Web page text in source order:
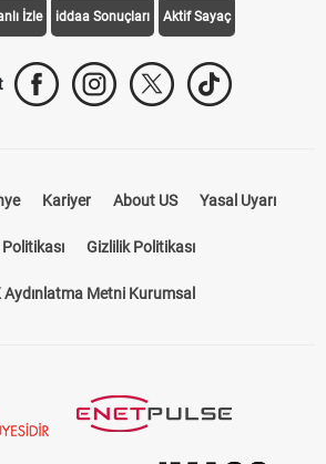
İzle iddaa Sonuçları Aktif Sayaç
Kariyer About US Yasal Uyarı
Gizlilik Politikası
Aydınlatma Metni Kurumsal